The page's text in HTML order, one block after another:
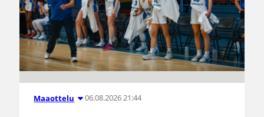
Maaottelu 06.08.2026 21:44